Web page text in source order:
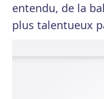
entendu, de la
plus talentueux